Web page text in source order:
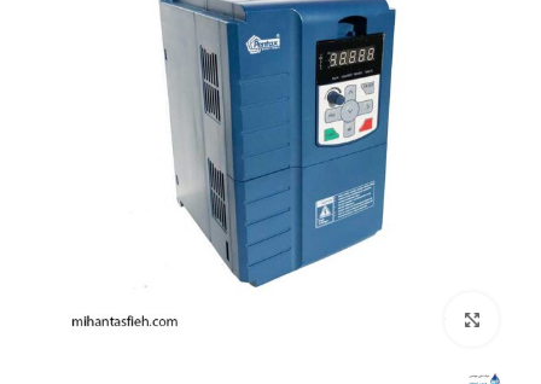
بزرگنمایی تصویر